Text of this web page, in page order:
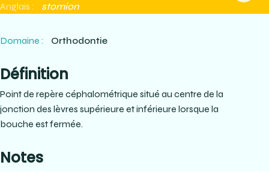
Anglais : stomion
Domaine : Orthodontie
Définition
Point de repère céphalométrique situé au centre de la
jonction des lèvres supérieure et inférieure lorsque la
bouche est fermée.
Notes